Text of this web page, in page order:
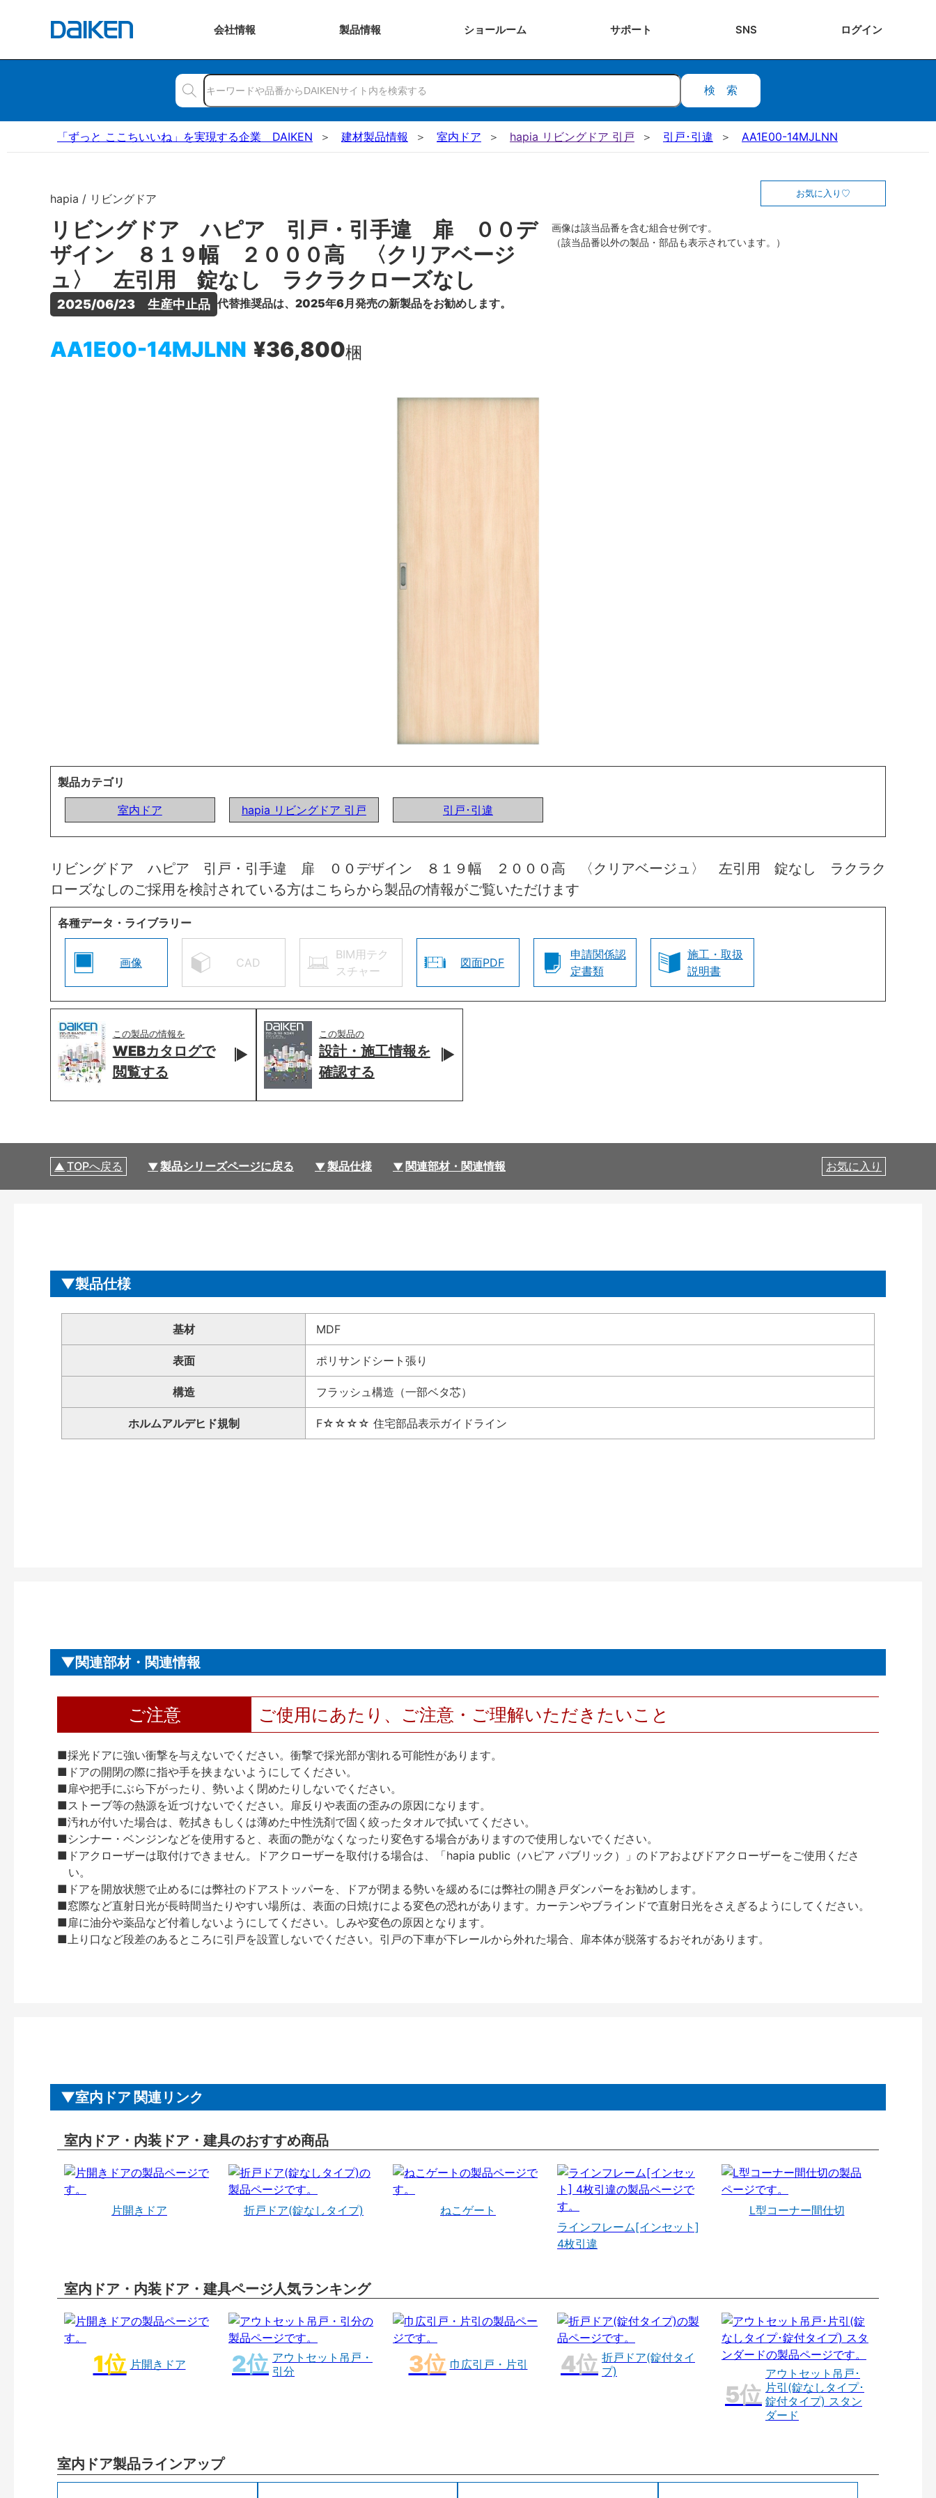
会社情報 製品情報 ショールーム サポート SNS ログイン
検索
「ずっと ここちいいね」を実現する企業 DAIKEN 建材製品情報 室内ドア hapia リビングドア 引戸 引戸･引違 AA1E00-14MJLNN
hapia / リビングドア
リビングドア ハピア 引戸・引手違 扉 ００デ
ザイン ８１９幅 ２０００高 〈クリアベージ
ュ〉 左引用 錠なし ラクラクローズなし
2025/06/23　生産中止品 代替推奨品は、2025年6月発売の新製品をお勧めします。
AA1E00-14MJLNN ¥36,800梱
お気に入り
画像は該当品番を含む組合せ例です。
（該当品番以外の製品・部品も表示されています。）
製品カテゴリ
室内ドア
hapia リビングドア 引戸 引戸･引違
リビングドア ハピア 引戸・引手違 扉 ００デザイン ８１９幅 ２０００高 〈クリアベージュ〉 左引用 錠なし ラクラク
ローズなしのご採用を検討されている方はこちらから製品の情報がご覧いただけます
各種データ・ライブラリー
画像 CAD
BIM用テク
スチャー
図面PDF
申請関係認
定書類
施工・取扱
説明書
この製品の情報を
WEBカタログで
閲覧する
この製品の
設計・施工情報を
確認する
TOPへ戻る 製品シリーズページに戻る 製品仕様 関連部材・関連情報 お気に入り
製品仕様
基材 MDF
表面 ポリサンドシート張り
構造 フラッシュ構造（一部ベタ芯）
ホルムアルデヒド規制 F☆☆☆☆ 住宅部品表示ガイドライン
関連部材・関連情報
ご注意 ご使用にあたり、ご注意・ご理解いただきたいこと
■採光ドアに強い衝撃を与えないでください。衝撃で採光部が割れる可能性があります。
■ドアの開閉の際に指や手を挟まないようにしてください。
■扉や把手にぶら下がったり、勢いよく閉めたりしないでください。
■ストーブ等の熱源を近づけないでください。扉反りや表面の歪みの原因になります。
■汚れが付いた場合は、乾拭きもしくは薄めた中性洗剤で固く絞ったタオルで拭いてください。
■シンナー・ベンジンなどを使用すると、表面の艶がなくなったり変色する場合がありますので使用しないでください。
■ドアクローザーは取付けできません。ドアクローザーを取付ける場合は、「hapia public（ハピア パブリック）」のドアおよびドアクローザーをご使用くださ
い。
■ドアを開放状態で止めるには弊社のドアストッパーを、ドアが閉まる勢いを緩めるには弊社の開き戸ダンパーをお勧めします。
■窓際など直射日光が長時間当たりやすい場所は、表面の日焼けによる変色の恐れがあります。カーテンやブラインドで直射日光をさえぎるようにしてください。
■扉に油分や薬品など付着しないようにしてください。しみや変色の原因となります。
■上り口など段差のあるところに引戸を設置しないでください。引戸の下車が下レールから外れた場合、扉本体が脱落するおそれがあります。
室内ドア 関連リンク
室内ドア・内装ドア・建具のおすすめ商品
片開きドア 折戸ドア(錠なしタイプ)
ねこゲート
ラインフレーム[インセット]
4枚引違
L型コーナー間仕切
室内ドア・内装ドア・建具ページ人気ランキング
片開きドア
アウトセット吊戸・
引分
巾広引戸・片引
折戸ドア(錠付タイ
プ)
アウトセット吊戸･
片引(錠なしタイプ･
錠付タイプ) スタン
ダード
室内ドア製品ラインアップ